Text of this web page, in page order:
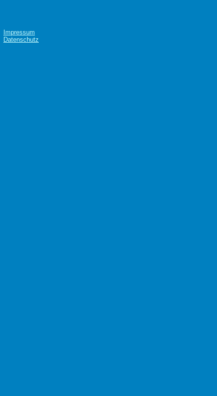
Impressum
Datenschutz